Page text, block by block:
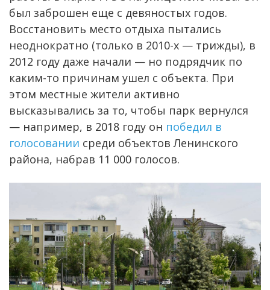
был заброшен еще с девяностых годов.
Восстановить место отдыха пытались
неоднократно (только в 2010-х — трижды), в
2012 году даже начали — но подрядчик по
каким-то причинам ушел с объекта. При
этом местные жители активно
высказывались за то, чтобы парк вернулся
— например, в 2018 году он победил в
голосовании среди объектов Ленинского
района, набрав 11 000 голосов.